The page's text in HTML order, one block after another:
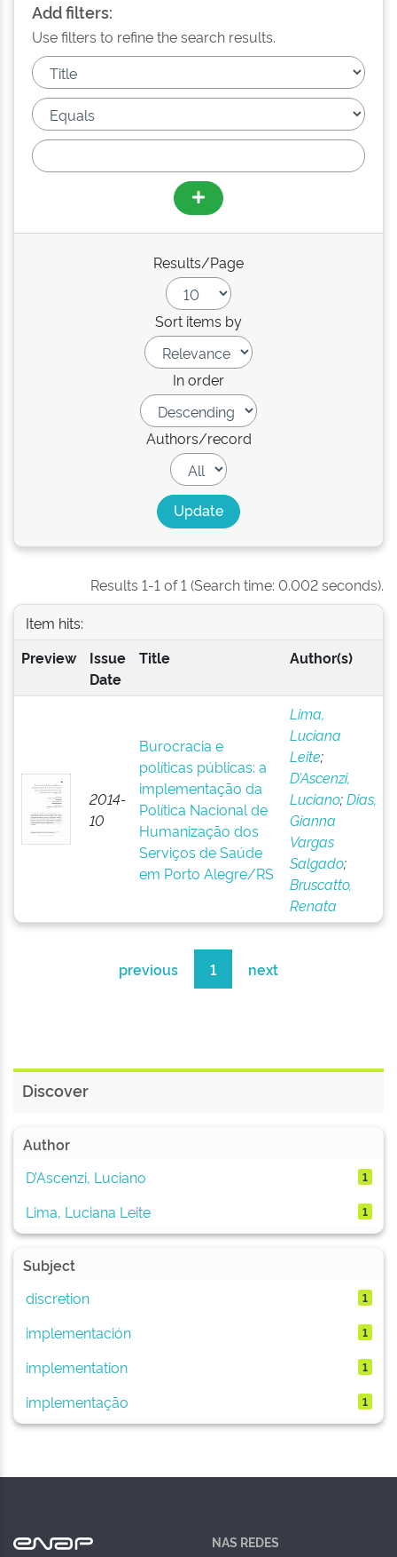
Add filters:
Use filters to refine the search results.
Results/Page
Sort items by
In order
Authors/record
Results 1-1 of 1 (Search time: 0.002 seconds).
Item hits:
Preview
Issue
Date
Title Author(s)
2014-
10
Burocracia e
políticas públicas: a
implementação da
Política Nacional de
Humanização dos
Serviços de Saúde
em Porto Alegre/RS
Lima,
Luciana
Leite;
D’Ascenzi,
Luciano;Dias,
Gianna
Vargas
Salgado;
Bruscatto,
Renata
previous 1 next
Discover
Author
D’Ascenzi, Luciano
1
Lima, Luciana Leite 1
Subject
discretion
1
implementación 1
implementation 1
implementação 1
NAS REDES